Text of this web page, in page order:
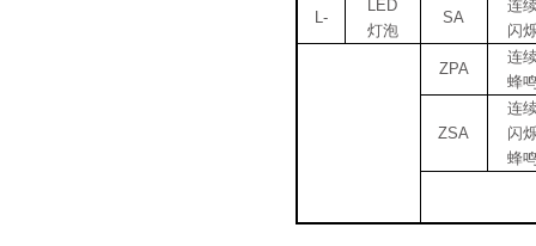
L-
LED
灯泡
SA
连
闪
ZPA
连
蜂
ZSA
连
闪
蜂